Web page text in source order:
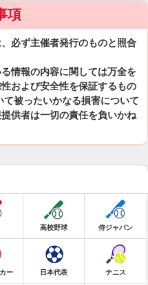
項
必ず主催者発行のものと照合
情報の内容に関しては万全を
および安全性を保証するもの
被ったいかなる損害について
供者は一切の責任を負いかね
高校野球 侍ジャパン
ー 日本代表 テニス